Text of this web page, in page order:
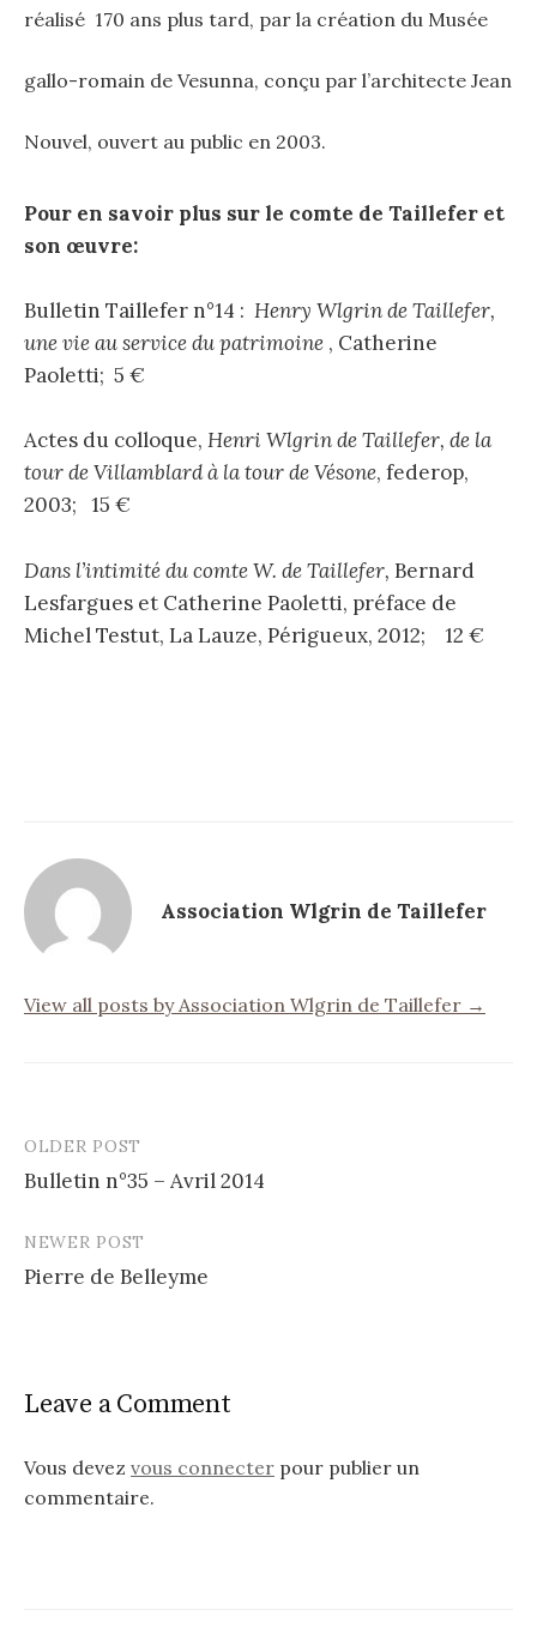
réalisé 170 ans plus tard, par la création du Musée
gallo-romain de Vesunna, conçu par l’architecte Jean
Nouvel, ouvert au public en 2003.
Pour en savoir plus sur le comte de Taillefer et
son œuvre:
Bulletin Taillefer n°14 : Henry Wlgrin de Taillefer,
une vie au service du patrimoine , Catherine
Paoletti; 5 €
Actes du colloque, Henri Wlgrin de Taillefer, de la
tour de Villamblard à la tour de Vésone, federop,
2003; 15 €
Dans l’intimité du comte W. de Taillefer, Bernard
Lesfargues et Catherine Paoletti, préface de
Michel Testut, La Lauze, Périgueux, 2012; 12 €
Association Wlgrin de Taillefer
View all posts by Association Wlgrin de Taillefer →
Post
navigation
OLDER POST
Bulletin n°35 – Avril 2014
NEWER POST
Pierre de Belleyme
Leave a Comment
Vous devez vous connecter pour publier un
commentaire.